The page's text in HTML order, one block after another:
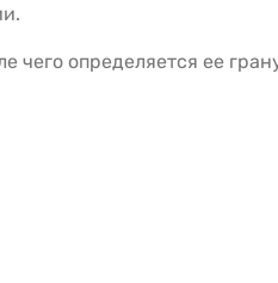
чего определяется ее